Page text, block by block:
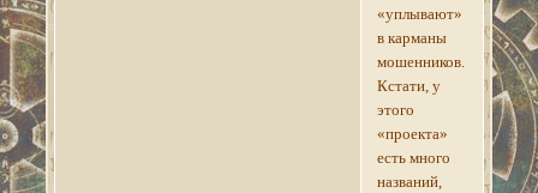
«уплывают»
в карманы
мошенников.
Кстати, у
этого
«проекта»
есть много
названий,